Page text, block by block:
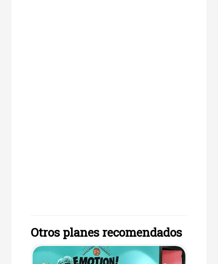
Otros planes recomendados